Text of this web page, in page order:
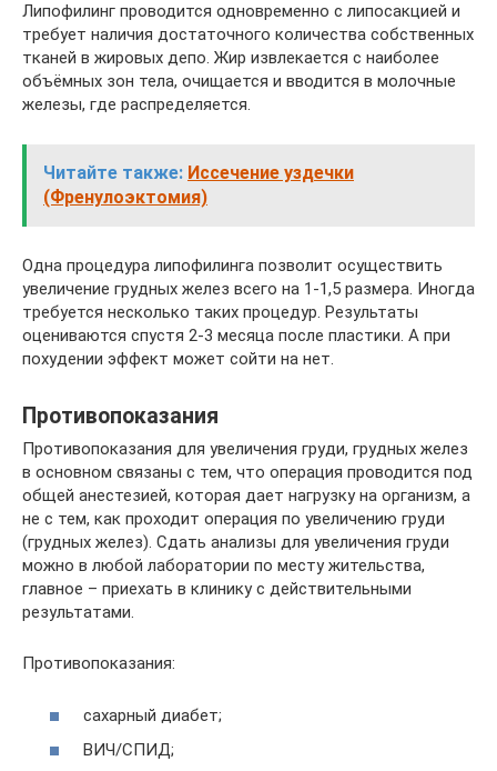
Липофилинг проводится одновременно с липосакцией и
требует наличия достаточного количества собственных
тканей в жировых депо. Жир извлекается с наиболее
объёмных зон тела, очищается и вводится в молочные
железы, где распределяется.
Читайте также: Иссечение уздечки
(Френулоэктомия)
Одна процедура липофилинга позволит осуществить
увеличение грудных желез всего на 1-1,5 размера. Иногда
требуется несколько таких процедур. Результаты
оцениваются спустя 2-3 месяца после пластики. А при
похудении эффект может сойти на нет.
Противопоказания
Противопоказания для увеличения груди, грудных желез
в основном связаны с тем, что операция проводится под
общей анестезией, которая дает нагрузку на организм, а
не с тем, как проходит операция по увеличению груди
(грудных желез). Сдать анализы для увеличения груди
можно в любой лаборатории по месту жительства,
главное – приехать в клинику с действительными
результатами.
Противопоказания:
сахарный диабет;
ВИЧ/СПИД;